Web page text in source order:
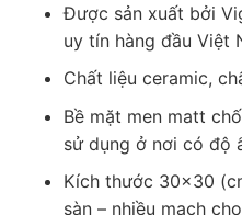
Thiết bị phòng bếp
Họ và tên
Số điện thoại *
Được sản xuất bởi
uy tín hàng đầu Việt
Chất liệu ceramic,
Bề mặt men matt
sử dụng ở nơi có độ
Kích thước 30×30
sàn – nhiều mạch